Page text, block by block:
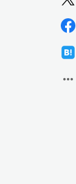
more_horiz